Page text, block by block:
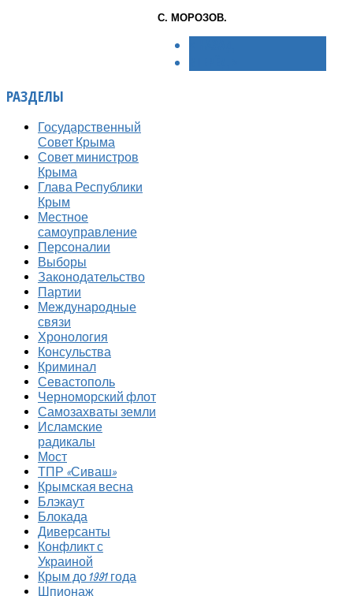
С. МОРОЗОВ.
РАЗДЕЛЫ
Государственный
Совет Крыма
Совет министров
Крыма
Глава Республики
Крым
Местное
самоуправление
Персоналии
Выборы
Законодательство
Партии
Международные
связи
Хронология
Консульства
Криминал
Севастополь
Черноморский флот
Самозахваты земли
Исламские
радикалы
Мост
ТПР «Сиваш»
Крымская весна
Блэкаут
Блокада
Диверсанты
Конфликт с
Украиной
Крым до 1991 года
Шпионаж